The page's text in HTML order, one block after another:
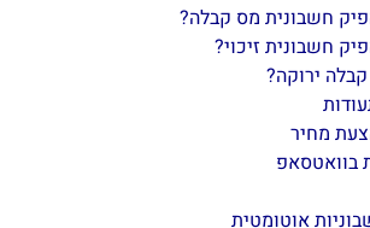
חשבונית מס קבלה?
חשבונית זיכוי?
ירוקה?
מחיר
בוואטסאפ
אוטומטית